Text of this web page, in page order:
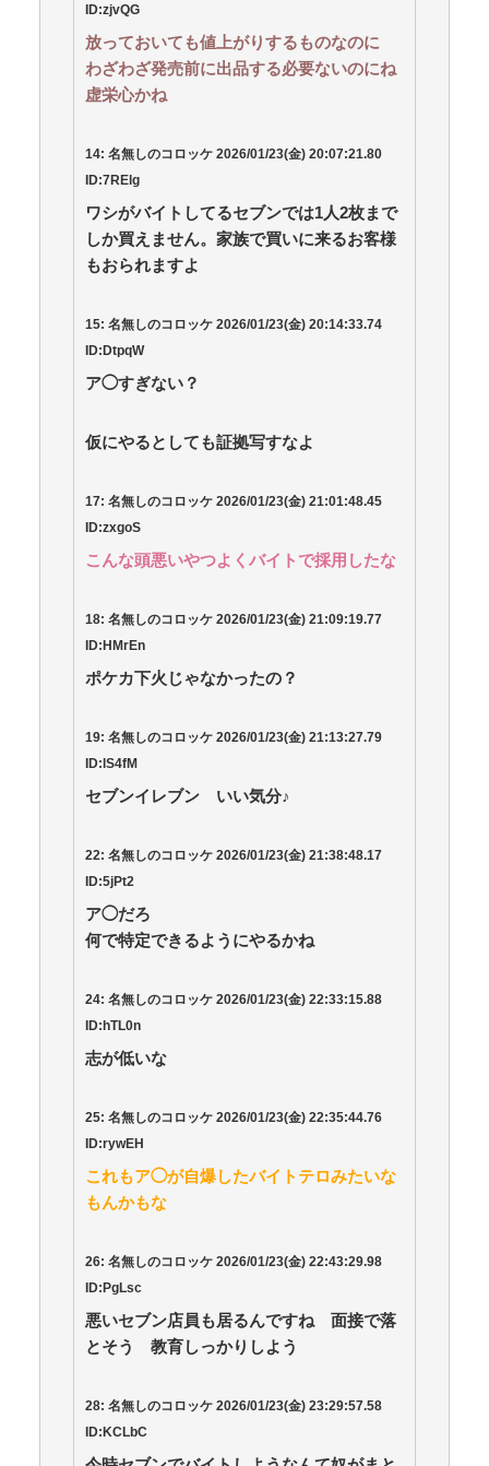
ID:zjvQG
放っておいても値上がりするものなのに
わざわざ発売前に出品する必要ないのにね
虚栄心かね
14: 名無しのコロッケ 2026/01/23(金) 20:07:21.80
ID:7RElg
ワシがバイトしてるセブンでは1人2枚まで
しか買えません。家族で買いに来るお客様
もおられますよ
15: 名無しのコロッケ 2026/01/23(金) 20:14:33.74
ID:DtpqW
ア◯すぎない？
仮にやるとしても証拠写すなよ
17: 名無しのコロッケ 2026/01/23(金) 21:01:48.45
ID:zxgoS
こんな頭悪いやつよくバイトで採用したな
18: 名無しのコロッケ 2026/01/23(金) 21:09:19.77
ID:HMrEn
ポケカ下火じゃなかったの？
19: 名無しのコロッケ 2026/01/23(金) 21:13:27.79
ID:lS4fM
セブンイレブン いい気分♪
22: 名無しのコロッケ 2026/01/23(金) 21:38:48.17
ID:5jPt2
ア◯だろ
何で特定できるようにやるかね
24: 名無しのコロッケ 2026/01/23(金) 22:33:15.88
ID:hTL0n
志が低いな
25: 名無しのコロッケ 2026/01/23(金) 22:35:44.76
ID:rywEH
これもア◯が自爆したバイトテロみたいな
もんかもな
26: 名無しのコロッケ 2026/01/23(金) 22:43:29.98
ID:PgLsc
悪いセブン店員も居るんですね 面接で落
とそう 教育しっかりしよう
28: 名無しのコロッケ 2026/01/23(金) 23:29:57.58
ID:KCLbC